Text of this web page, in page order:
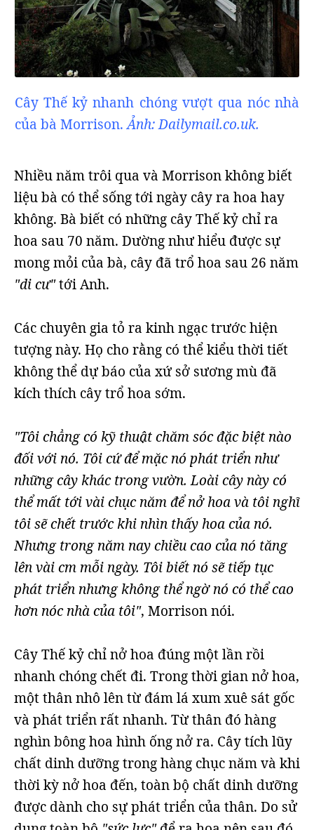
Cây Thế kỷ nhanh chóng vượt qua nóc nhà
của bà Morrison.Ảnh: Dailymail.co.uk.
Nhiều năm trôi qua và Morrison không biết
liệu bà có thể sống tới ngày cây ra hoa hay
không. Bà biết có những cây Thế kỷ chỉ ra
hoa sau 70 năm. Dường như hiểu được sự
mong mỏi của bà, cây đã trổ hoa sau 26 năm
"di cư"tới Anh.
Các chuyên gia tỏ ra kinh ngạc trước hiện
tượng này. Họ cho rằng có thể kiểu thời tiết
không thể dự báo của xứ sở sương mù đã
kích thích cây trổ hoa sớm.
"Tôi chẳng có kỹ thuật chăm sóc đặc biệt nào
đối với nó. Tôi cứ để mặc nó phát triển như
những cây khác trong vườn. Loài cây này có
thể mất tới vài chục năm để nở hoa và tôi nghĩ
tôi sẽ chết trước khi nhìn thấy hoa của nó.
Nhưng trong năm nay chiều cao của nó tăng
lên vài cm mỗi ngày. Tôi biết nó sẽ tiếp tục
phát triển nhưng không thể ngờ nó có thể cao
hơn nóc nhà của tôi", Morrison nói.
Cây Thế kỷ chỉ nở hoa đúng một lần rồi
nhanh chóng chết đi. Trong thời gian nở hoa,
một thân nhô lên từ đám lá xum xuê sát gốc
và phát triển rất nhanh. Từ thân đó hàng
nghìn bông hoa hình ống nở ra. Cây tích lũy
chất dinh dưỡng trong hàng chục năm và khi
thời kỳ nở hoa đến, toàn bộ chất dinh dưỡng
được dành cho sự phát triển của thân. Do sử